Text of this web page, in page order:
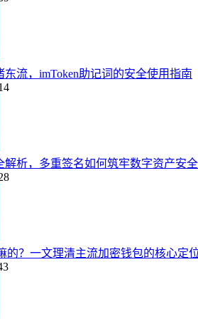
流，imToken助记词的安全使用指南
解析，多重签名如何筑牢数字资产安
的？一文理清主流加密钱包的核心定